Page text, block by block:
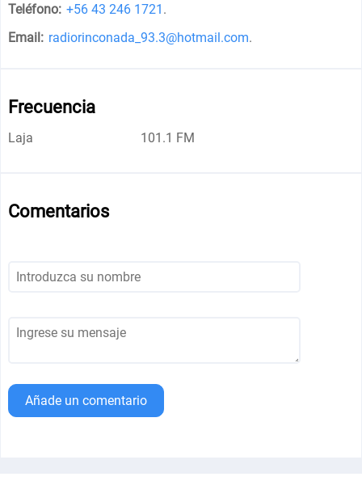
Teléfono: +56 43 246 1721 .
Email: radiorinconada_93.3@hotmail.com.
Frecuencia
Laja 101.1 FM
Comentarios
Añade un comentario